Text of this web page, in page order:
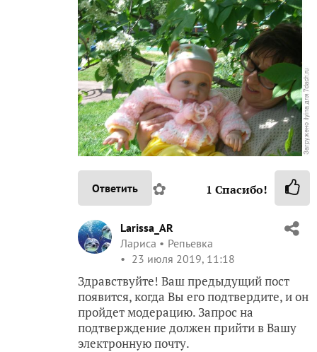
Ответить ✿ 1 Спасибо!
Larissa_AR
Лариса
Репьевка
23 июля 2019, 11:18
Здравствуйте! Ваш предыдущий пост
появится, когда Вы его подтвердите, и он
пройдет модерацию. Запрос на
подтверждение должен прийти в Вашу
электронную почту.